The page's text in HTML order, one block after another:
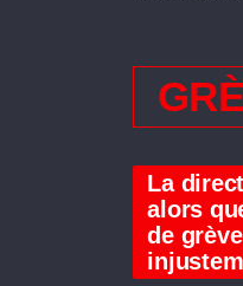
La
alors
de